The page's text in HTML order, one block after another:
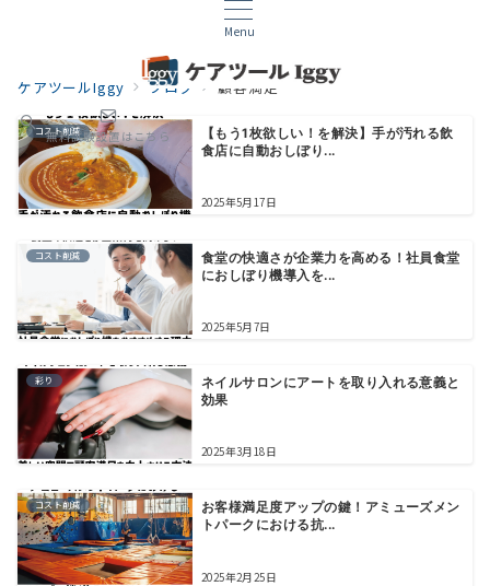
Menu
無料試験設置はこちら
ケアツールIggy ブログ 顧客満足
コスト削減
【もう1枚欲しい！を解決】手が汚れる飲
食店に自動おしぼり...
2025年5月17日
コスト削減
食堂の快適さが企業力を高める！社員食堂
におしぼり機導入を...
2025年5月7日
彩り
ネイルサロンにアートを取り入れる意義と
効果
2025年3月18日
コスト削減
お客様満足度アップの鍵！アミューズメン
トパークにおける抗...
2025年2月25日